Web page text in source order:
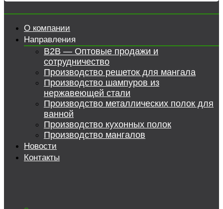
О компании
Направления
B2B — Оптовые продажи и
сотрудничество
Производство решеток для мангала
Производство шампуров из
нержавеющей стали
Производство металлических полок для
ванной
Производство кухонных полок
Производство мангалов
Новости
Контакты